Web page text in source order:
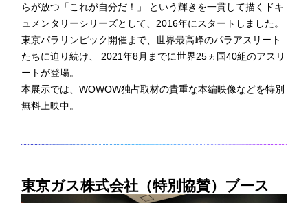
らが放つ「これが自分だ！」 という輝きを一貫して描くドキ
ュメンタリーシリーズとして、2016年にスタートしました。
東京パラリンピック開催まで、世界最高峰のパラアスリート
たちに迫り続け、 2021年8月までに世界25ヵ国40組のアスリ
ートが登場。
本展示では、WOWOW独占取材の貴重な本編映像などを特別
無料上映中。
東京ガス株式会社（特別協賛）ブース